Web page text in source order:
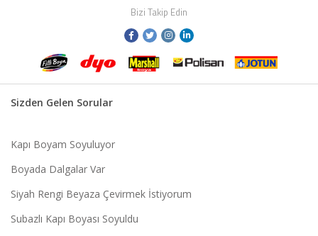
Bizi Takip Edin
Sizden Gelen Sorular
Kapı Boyam Soyuluyor
Boyada Dalgalar Var
Siyah Rengi Beyaza Çevirmek İstiyorum
Subazlı Kapı Boyası Soyuldu